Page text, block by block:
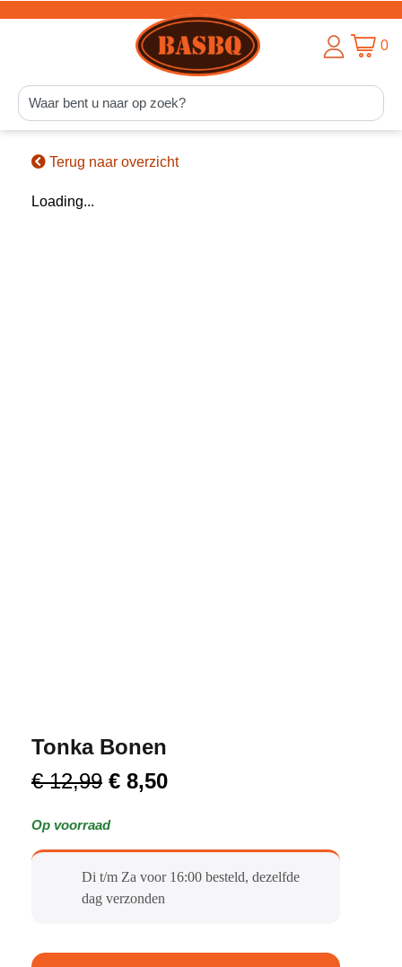
0
Terug naar overzicht
Loading...
Tonka Bonen
€12,99 € 8,50
Op voorraad
Di t/m Za voor 16:00 besteld, dezelfde
dag verzonden​